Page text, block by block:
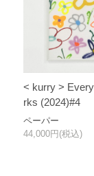
< kurry >
rks (2024)#4
ペーパー
44,000円(税込)